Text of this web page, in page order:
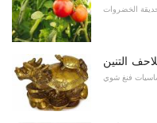
الخضروات
التنين
فنغ شوي